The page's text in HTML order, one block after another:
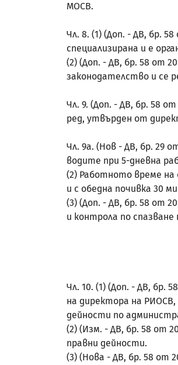
МОСВ.
Чл. 8. (1) (Доп. - ДВ, бр.
специализирана и е
(2) (Доп. - ДВ, бр. 58 от
законодателство и се
Чл. 9. (Доп. - ДВ, бр. 58
ред, утвърден от
Чл. 9а. (Нов - ДВ, бр. 29
водите при 5-дневна
(2) Работното време на
и с обедна почивка 30
(3) (Доп. - ДВ, бр. 58 от
и контрола по
Чл. 10. (1) (Доп. - ДВ, бр.
на директора на
дейности по
(2) (Изм. - ДВ, бр. 58 от
правни дейности.
(3) (Нова - ДВ, бр. 58 от